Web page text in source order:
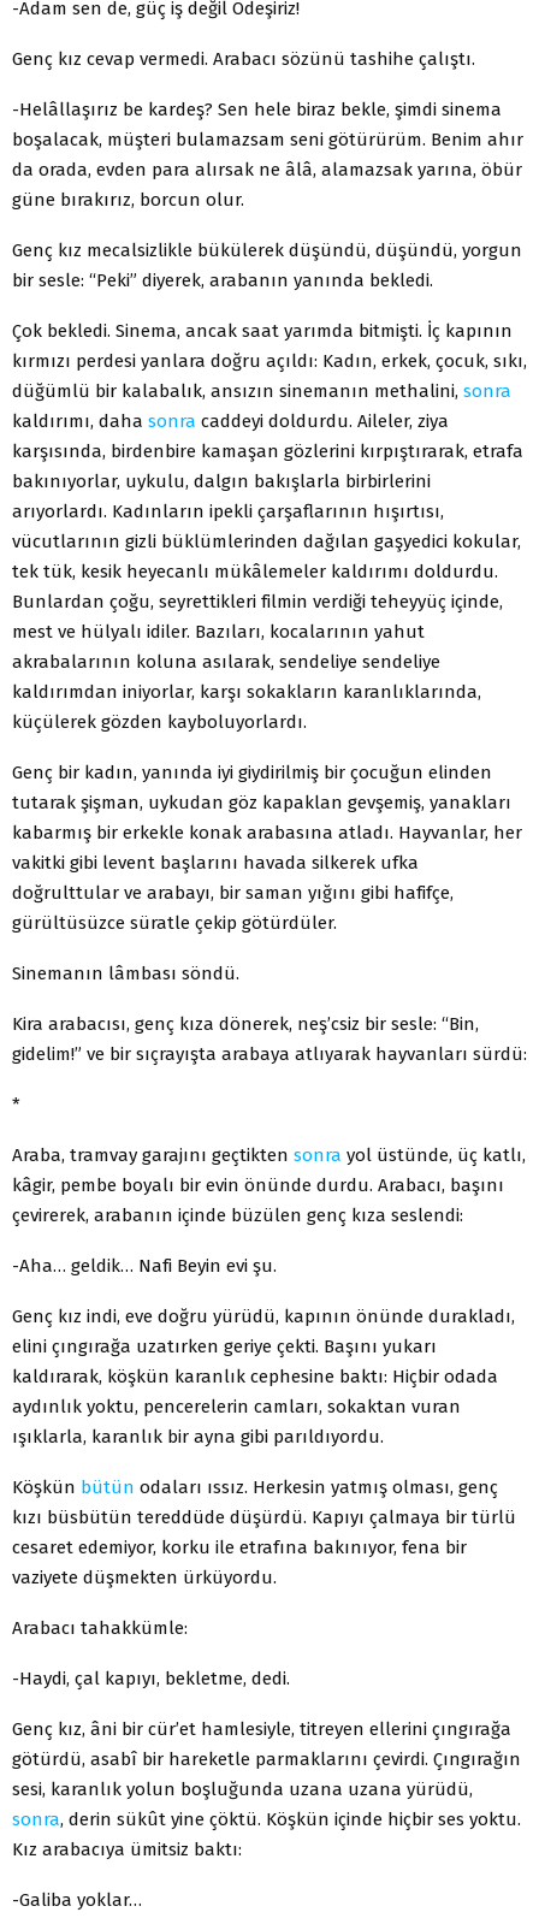
-Adam sen de, güç iş değil Ödeşiriz!
Genç kız cevap vermedi. Arabacı sözünü tashihe çalıştı.
-Helâllaşırız be kardeş? Sen hele biraz bekle, şimdi sinema
boşalacak, müşteri bulamazsam seni götürürüm. Benim ahır
da orada, evden para alırsak ne âlâ, alamazsak yarına, öbür
güne bırakırız, borcun olur.
Genç kız mecalsizlikle bükülerek düşündü, düşündü, yorgun
bir sesle: “Peki” diyerek, arabanın yanında bekledi.
Çok bekledi. Sinema, ancak saat yarımda bitmişti. İç kapının
kırmızı perdesi yanlara doğru açıldı: Kadın, erkek, çocuk, sıkı,
düğümlü bir kalabalık, ansızın sinemanın methalini, sonra
kaldırımı, daha sonra caddeyi doldurdu. Aileler, ziya
karşısında, birdenbire kamaşan gözlerini kırpıştırarak, etrafa
bakınıyorlar, uykulu, dalgın bakışlarla birbirlerini
arıyorlardı. Kadınların ipekli çarşaflarının hışırtısı,
vücutlarının gizli büklümlerinden dağılan gaşyedici kokular,
tek tük, kesik heyecanlı mükâlemeler kaldırımı doldurdu.
Bunlardan çoğu, seyrettikleri filmin verdiği teheyyüç içinde,
mest ve hülyalı idiler. Bazıları, kocalarının yahut
akrabalarının koluna asılarak, sendeliye sendeliye
kaldırımdan iniyorlar, karşı sokakların karanlıklarında,
küçülerek gözden kayboluyorlardı.
Genç bir kadın, yanında iyi giydirilmiş bir çocuğun elinden
tutarak şişman, uykudan göz kapaklan gevşemiş, yanakları
kabarmış bir erkekle konak arabasına atladı. Hayvanlar, her
vakitki gibi levent başlarını havada silkerek ufka
doğrulttular ve arabayı, bir saman yığını gibi hafifçe,
gürültüsüzce süratle çekip götürdüler.
Sinemanın lâmbası söndü.
Kira arabacısı, genç kıza dönerek, neş’csiz bir sesle: “Bin,
gidelim!” ve bir sıçrayışta arabaya atlıyarak hayvanları sürdü:
*
Araba, tramvay garajını geçtikten sonra yol üstünde, üç katlı,
kâgir, pembe boyalı bir evin önünde durdu. Arabacı, başını
çevirerek, arabanın içinde büzülen genç kıza seslendi:
-Aha… geldik… Nafi Beyin evi şu.
Genç kız indi, eve doğru yürüdü, kapının önünde durakladı,
elini çıngırağa uzatırken geriye çekti. Başını yukarı
kaldırarak, köşkün karanlık cephesine baktı: Hiçbir odada
aydınlık yoktu, pencerelerin camları, sokaktan vuran
ışıklarla, karanlık bir ayna gibi parıldıyordu.
Köşkün bütün odaları ıssız. Herkesin yatmış olması, genç
kızı büsbütün tereddüde düşürdü. Kapıyı çalmaya bir türlü
cesaret edemiyor, korku ile etrafına bakınıyor, fena bir
vaziyete düşmekten ürküyordu.
Arabacı tahakkümle:
-Haydi, çal kapıyı, bekletme, dedi.
Genç kız, âni bir cür’et hamlesiyle, titreyen ellerini çıngırağa
götürdü, asabî bir hareketle parmaklarını çevirdi. Çıngırağın
sesi, karanlık yolun boşluğunda uzana uzana yürüdü,
sonra, derin sükût yine çöktü. Köşkün içinde hiçbir ses yoktu.
Kız arabacıya ümitsiz baktı:
-Galiba yoklar…